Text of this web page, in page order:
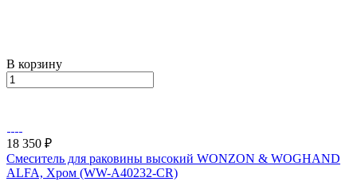
В корзину
18 350 ₽
Смеситель для раковины высокий WONZON & WOGHAND
ALFA, Хром (WW-A40232-CR)